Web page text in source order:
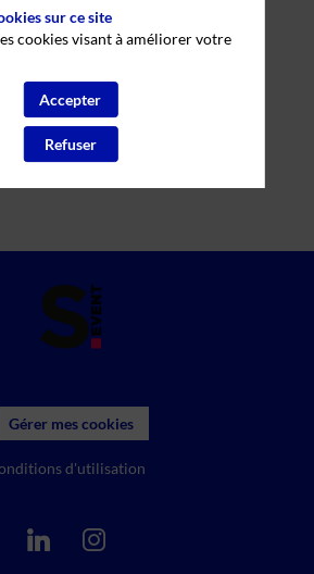
Gérer mes cookies
d'utilisation
sur ce site
cookies visant à améliorer votre
Accepter
Refuser